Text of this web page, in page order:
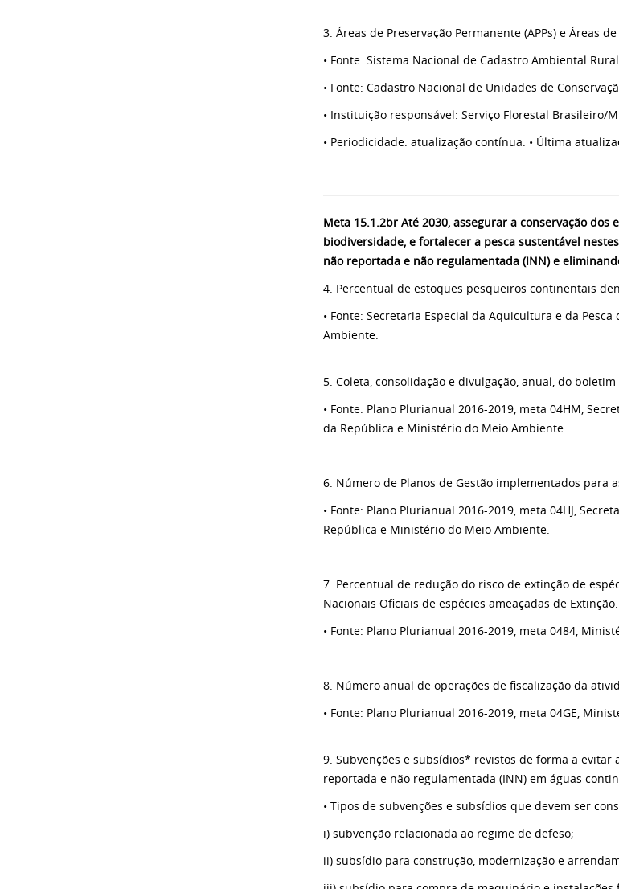
3. Áreas de Preservação Permanente (APPs) e Áreas de
• Fonte: Sistema Nacional de Cadastro Ambiental Rural
• Fonte: Cadastro Nacional de Unidades de
• Instituição responsável: Serviço Florestal Brasileiro/
• Periodicidade: atualização contínua. • Última
Meta 15.1.2br Até 2030, assegurar a conservação
biodiversidade, e fortalecer a pesca sustentável
não reportada e não regulamentada (INN) e
4. Percentual de estoques pesqueiros continentais
• Fonte: Secretaria Especial da Aquicultura e da
Ambiente.
5. Coleta, consolidação e divulgação, anual, do
• Fonte: Plano Plurianual 2016-2019, meta 04HM,
da República e Ministério do Meio Ambiente.
6. Número de Planos de Gestão implementados para
• Fonte: Plano Plurianual 2016-2019, meta 04HJ,
República e Ministério do Meio Ambiente.
7. Percentual de redução do risco de extinção de
Nacionais Oficiais de espécies ameaçadas de Extinção.
• Fonte: Plano Plurianual 2016-2019, meta 0484,
8. Número anual de operações de fiscalização da
• Fonte: Plano Plurianual 2016-2019, meta 04GE,
9. Subvenções e subsídios* revistos de forma a evitar
reportada e não regulamentada (INN) em águas
• Tipos de subvenções e subsídios que devem ser
i) subvenção relacionada ao regime de defeso;
ii) subsídio para construção, modernização e